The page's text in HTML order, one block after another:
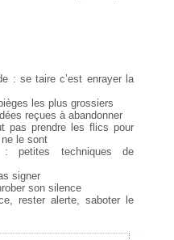
: se taire c’est enrayer la
les plus grossiers
reçues à abandonner
pas prendre les flics pour
le sont
petites techniques de
signer
son silence
rester alerte, saboter le